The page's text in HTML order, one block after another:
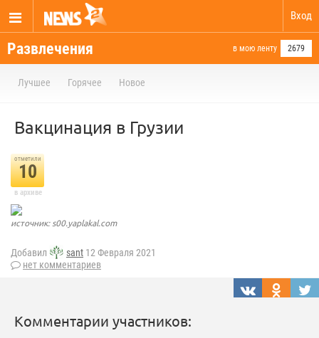
Вход
Развлечения в мою ленту 2679
Лучшее Горячее Новое
Вакцинация в Грузии
отметили
10
в архиве
источник: s00.yaplakal.com
Добавил sant 12 Февраля 2021
нет комментариев
Комментарии участников: